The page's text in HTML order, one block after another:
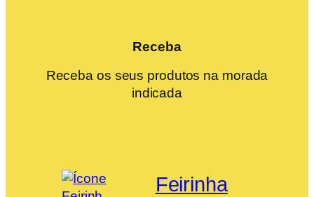
Receba
Receba os seus produtos na morada
indicada
Feirinha